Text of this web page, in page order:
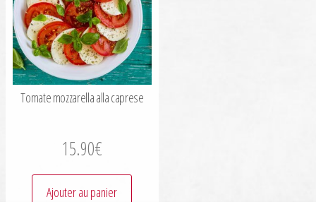
Tomate mozzarella alla caprese
15.90€
Ajouter au panier